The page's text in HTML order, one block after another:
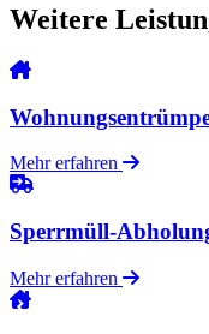
Weitere
Mehr erfahren
Sperrmüll-
Mehr erfahren